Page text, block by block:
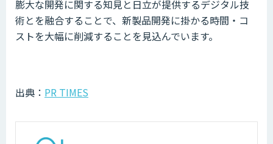
膨大な開発に関する知見と日立が提供するデジタル技
術とを融合することで、新製品開発に掛かる時間・コ
ストを大幅に削減することを見込んでいます。
出典： PR TIMES